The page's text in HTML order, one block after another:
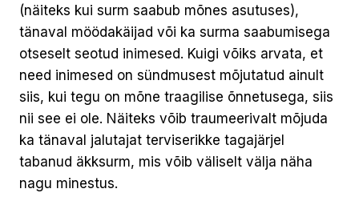
(näiteks kui surm saabub mõnes asutuses),
tänaval möödakäijad või ka surma saabumisega
otseselt seotud inimesed. Kuigi võiks arvata, et
need inimesed on sündmusest mõjutatud ainult
siis, kui tegu on mõne traagilise õnnetusega, siis
nii see ei ole. Näiteks võib traumeerivalt mõjuda
ka tänaval jalutajat terviserikke tagajärjel
tabanud äkksurm, mis võib väliselt välja näha
nagu minestus.